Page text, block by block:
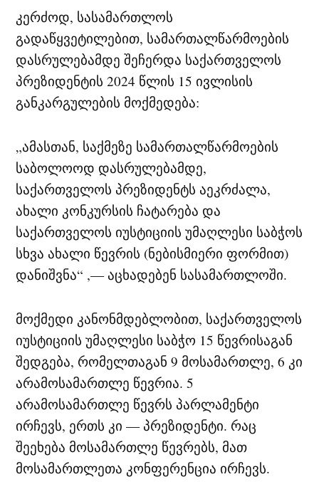
კერძოდ, სასამართლოს
გადაწყვეტილებით, სამართალწარმოების
დასრულებამდე შეჩერდა საქართველოს
პრეზიდენტის 2024 წლის 15 ივლისის
განკარგულების მოქმედება:
„ამასთან, საქმეზე სამართალწარმოების
საბოლოოდ დასრულებამდე,
საქართველოს პრეზიდენტს აეკრძალა,
ახალი კონკურსის ჩატარება და
საქართველოს იუსტიციის უმაღლესი საბჭოს
სხვა ახალი წევრის (ნებისმიერი ფორმით)
დანიშვნა“ ,— აცხადებენ სასამართლოში.
მოქმედი კანონმდებლობით, საქართველოს
იუსტიციის უმაღლესი საბჭო 15 წევრისაგან
შედგება, რომელთაგან 9 მოსამართლე, 6 კი
არამოსამართლე წევრია. 5
არამოსამართლე წევრს პარლამენტი
ირჩევს, ერთს კი — პრეზიდენტი. რაც
შეეხება მოსამართლე წევრებს, მათ
მოსამართლეთა კონფერენცია ირჩევს.